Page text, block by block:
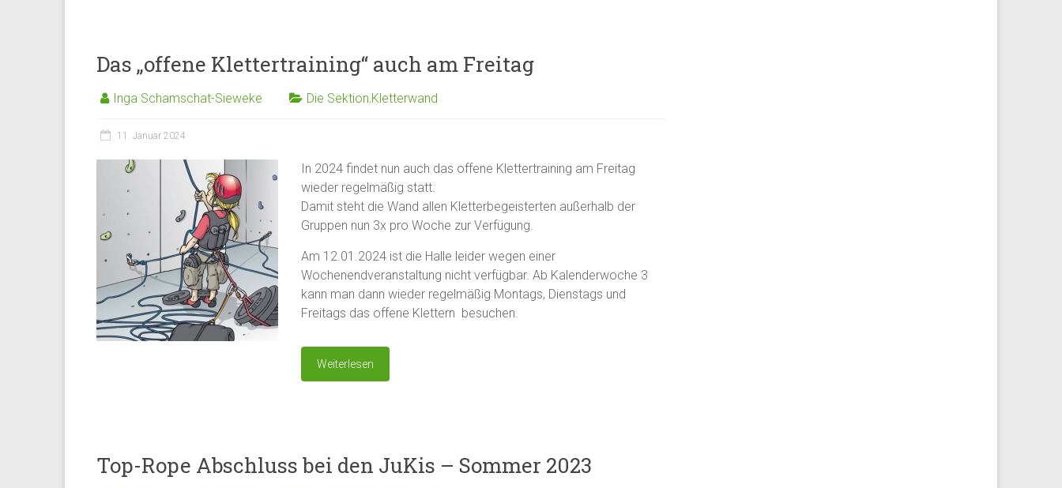
Das „offene Klettertraining“ auch am Freitag
Inga Schamschat-Sieweke Die Sektion,Kletterwand
11. Januar 2024
In 2024 findet nun auch das offene Klettertraining am Freitag
wieder regelmäßig statt.
Damit steht die Wand allen Kletterbegeisterten außerhalb der
Gruppen nun 3x pro Woche zur Verfügung.
Am 12.01.2024 ist die Halle leider wegen einer
Wochenendveranstaltung nicht verfügbar. Ab Kalenderwoche 3
kann man dann wieder regelmäßig Montags, Dienstags und
Freitags das offene Klettern besuchen.
Weiterlesen
Top-Rope Abschluss bei den JuKis – Sommer 2023